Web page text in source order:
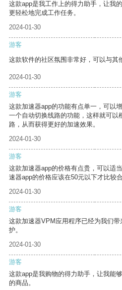
这款app是我工作上的得力助手，让我
更轻松地完成工作任务。
2024-01-30
游客
这款软件的社区氛围非常好，可以与其
2024-01-30
游客
这款加速器app的功能有点单一，可以
一个自动切换线路的功能，这样就可以
路，从而获得更好的加速效果。
2024-01-30
游客
这款加速器app的价格有点贵，可以适
速器app的价格应该在50元以下才比较合
2024-01-30
游客
这款加速器VPM应用程序已经为我们
护。
2024-01-30
游客
这款app是我购物的得力助手，让我能
的商品。